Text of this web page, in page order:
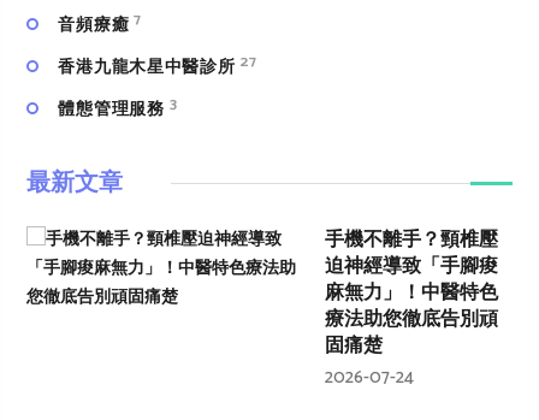
⾳頻療癒 7
香港九龍木星中醫診所 27
體態管理服務 3
最新文章
手機不離手？頸椎壓
迫神經導致「手腳痠
麻無力」！中醫特色
療法助您徹底告別頑
固痛楚
2026-07-24